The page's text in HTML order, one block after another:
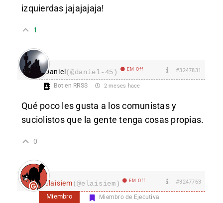
izquierdas jajajajaja!
1
Daniel(@daniel-45) EM Off #3247831
Bot en RRSS 2 meses hace
Qué poco les gusta a los comunistas y
suciolistos que la gente tenga cosas propias.
0
elaisiem(@elaisiem) EM Off #3247763
Miembro Miembro de Ejecutiva